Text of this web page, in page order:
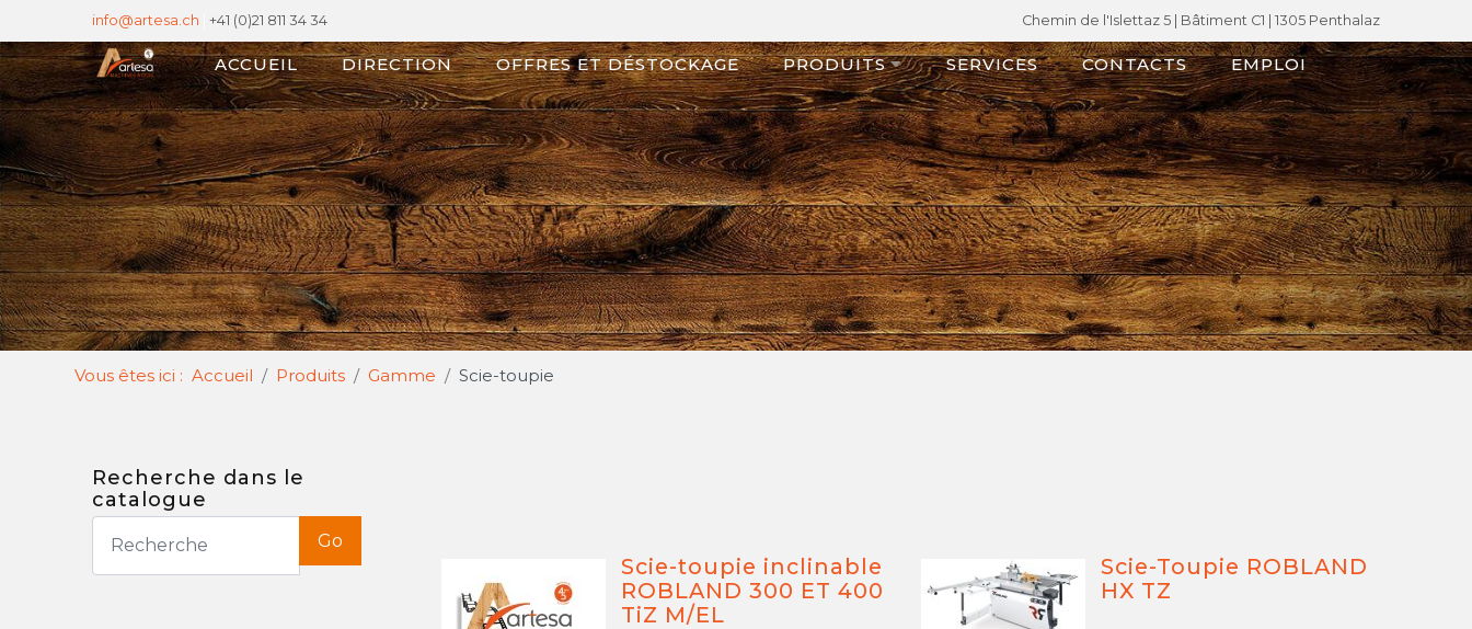
info@artesa.ch +41 (0)21 811 34 34 Chemin de l'Islettaz 5 | Bâtiment C1 | 1305 Penthalaz
ACCUEIL DIRECTION OFFRES ET DÉSTOCKAGE PRODUITS SERVICES CONTACTS EMPLOI
Vous êtes ici : Accueil Produits Gamme Scie-toupie
Recherche dans le
catalogue
Go
Scie-toupie inclinable
ROBLAND 300 ET 400
TiZ M/EL
Scie-Toupie ROBLAND
HX TZ